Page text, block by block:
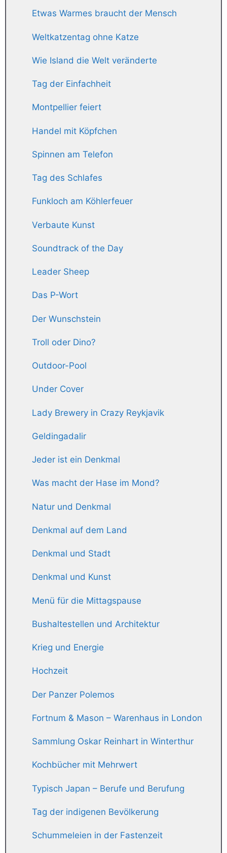
Etwas Warmes braucht der Mensch
Weltkatzentag ohne Katze
Wie Island die Welt veränderte
Tag der Einfachheit
Montpellier feiert
Handel mit Köpfchen
Spinnen am Telefon
Tag des Schlafes
Funkloch am Köhlerfeuer
Verbaute Kunst
Soundtrack of the Day
Leader Sheep
Das P-Wort
Der Wunschstein
Troll oder Dino?
Outdoor-Pool
Under Cover
Lady Brewery in Crazy Reykjavik
Geldingadalir
Jeder ist ein Denkmal
Was macht der Hase im Mond?
Natur und Denkmal
Denkmal auf dem Land
Denkmal und Stadt
Denkmal und Kunst
Menü für die Mittagspause
Bushaltestellen und Architektur
Krieg und Energie
Hochzeit
Der Panzer Polemos
Fortnum & Mason – Warenhaus in London
Sammlung Oskar Reinhart in Winterthur
Kochbücher mit Mehrwert
Typisch Japan – Berufe und Berufung
Tag der indigenen Bevölkerung
Schummeleien in der Fastenzeit